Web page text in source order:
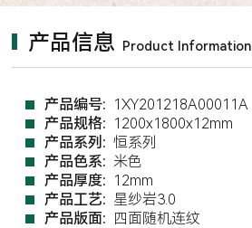
产品信息 Product Information
产品编号: 1XY201218A00011A
产品规格: 1200x1800x12mm
产品系列: 恒系列
产品色系: 米色
产品厚度: 12mm
产品工艺: 星纱岩3.0
产品版面: 四面随机连纹